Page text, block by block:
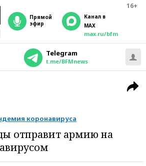
16+
прямой
эфир
Канал в
MAX
max.ru/bfm
Telegram
t.me/BFMnews
коронавируса
отправит армию на